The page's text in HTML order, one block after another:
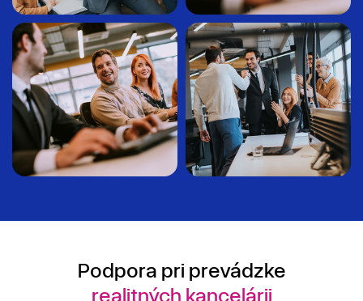
Podpora pri prevádzke
realitných kancelárii